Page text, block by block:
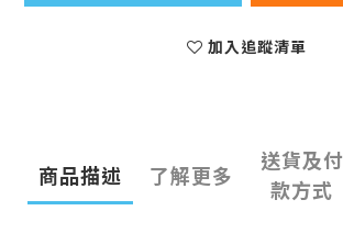
加入追蹤清單
商品描述 了解更多
送貨及付
款方式